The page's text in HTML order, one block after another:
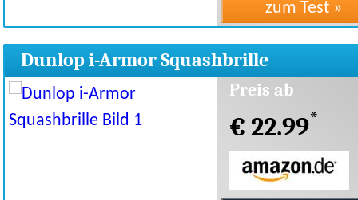
Dunlop i-Armor Squashbrille
Preis ab
€ 22.99*